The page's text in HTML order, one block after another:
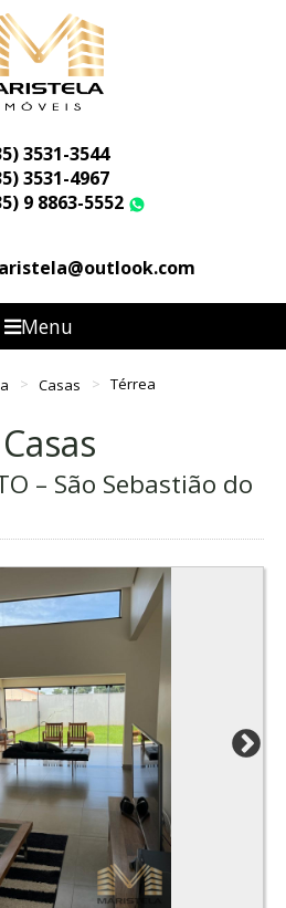
3531-3544
3531-4967
9 8863-5552
Menu
Casas Térrea
– São Sebastião do